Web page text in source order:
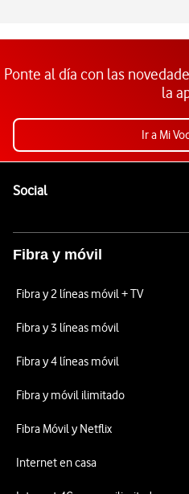
Ponte al día con las
la
Ir a Mi
SocialEnlaces a las redes
Fibra y móvil
Fibra y 2 líneas móvil + TV
Fibra y 3 líneas móvil
Fibra y 4 líneas móvil
Fibra y móvil ilimitado
Fibra Móvil y Netflix
Internet en casa